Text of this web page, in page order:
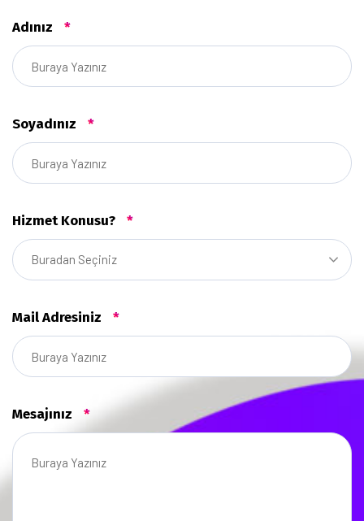
Adınız *
Soyadınız *
Hizmet Konusu? *
Buradan Seçiniz
Mail Adresiniz *
Mesajınız *